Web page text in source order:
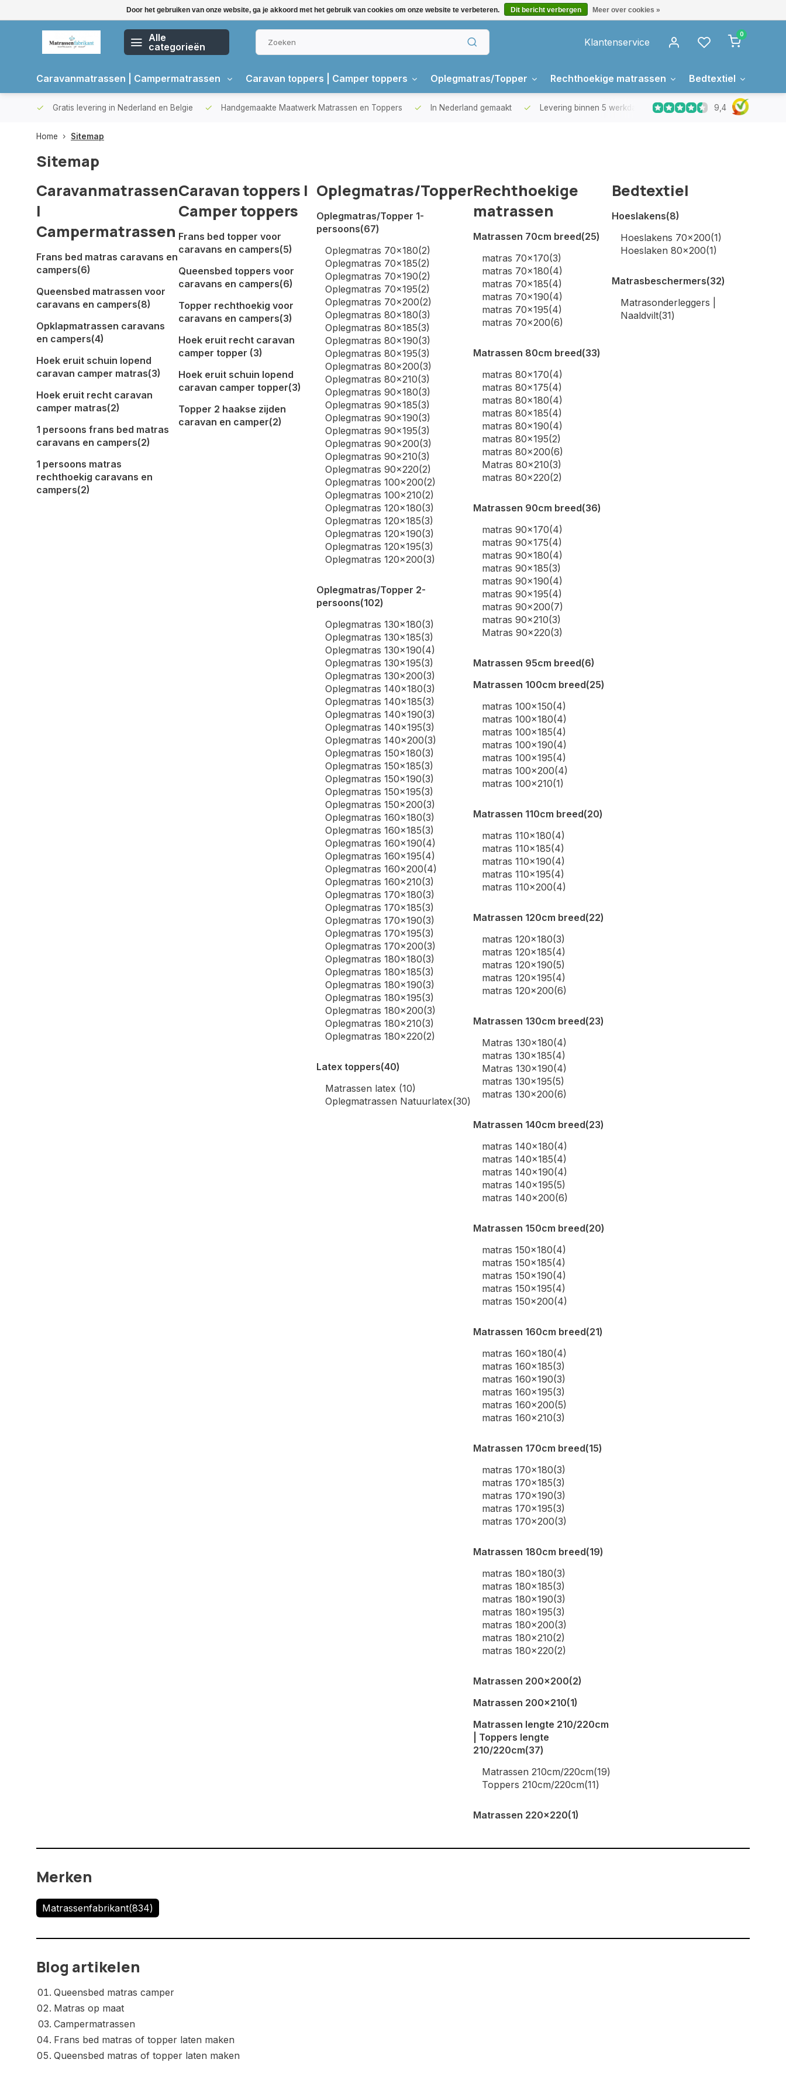
Alle
categorieën
Klantenservice
0
Caravanmatrassen | Campermatrassen Caravan toppers | Camper toppers Oplegmatras/Topper Rechthoekige matrassen Bedtextiel
Gratis levering in Nederland en Belgie Handgemaakte Maatwerk Matrassen en Toppers In Nederland gemaakt Levering binnen 5 werkdagen Gratis levering in Nederland
9,4
Home Sitemap
Sitemap
Caravanmatrassen
|
Campermatrassen
Frans bed matras caravans en
campers(6)
Queensbed matrassen voor
caravans en campers(8)
Opklapmatrassen caravans
en campers(4)
Hoek eruit schuin lopend
caravan camper matras(3)
Hoek eruit recht caravan
camper matras(2)
1 persoons frans bed matras
caravans en campers(2)
1 persoons matras
rechthoekig caravans en
campers(2)
Caravan toppers |
Camper toppers
Frans bed topper voor
caravans en campers(5)
Queensbed toppers voor
caravans en campers(6)
Topper rechthoekig voor
caravans en campers(3)
Hoek eruit recht caravan
camper topper (3)
Hoek eruit schuin lopend
caravan camper topper(3)
Topper 2 haakse zijden
caravan en camper(2)
Oplegmatras/Topper
Oplegmatras/Topper 1-
persoons(67)
Oplegmatras 70x180(2)
Oplegmatras 70x185(2)
Oplegmatras 70x190(2)
Oplegmatras 70x195(2)
Oplegmatras 70x200(2)
Oplegmatras 80x180(3)
Oplegmatras 80x185(3)
Oplegmatras 80x190(3)
Oplegmatras 80x195(3)
Oplegmatras 80x200(3)
Oplegmatras 80x210(3)
Oplegmatras 90x180(3)
Oplegmatras 90x185(3)
Oplegmatras 90x190(3)
Oplegmatras 90x195(3)
Oplegmatras 90x200(3)
Oplegmatras 90x210(3)
Oplegmatras 90x220(2)
Oplegmatras 100x200(2)
Oplegmatras 100x210(2)
Oplegmatras 120x180(3)
Oplegmatras 120x185(3)
Oplegmatras 120x190(3)
Oplegmatras 120x195(3)
Oplegmatras 120x200(3)
Oplegmatras/Topper 2-
persoons(102)
Oplegmatras 130x180(3)
Oplegmatras 130x185(3)
Oplegmatras 130x190(4)
Oplegmatras 130x195(3)
Oplegmatras 130x200(3)
Oplegmatras 140x180(3)
Oplegmatras 140x185(3)
Oplegmatras 140x190(3)
Oplegmatras 140x195(3)
Oplegmatras 140x200(3)
Oplegmatras 150x180(3)
Oplegmatras 150x185(3)
Oplegmatras 150x190(3)
Oplegmatras 150x195(3)
Oplegmatras 150x200(3)
Oplegmatras 160x180(3)
Oplegmatras 160x185(3)
Oplegmatras 160x190(4)
Oplegmatras 160x195(4)
Oplegmatras 160x200(4)
Oplegmatras 160x210(3)
Oplegmatras 170x180(3)
Oplegmatras 170x185(3)
Oplegmatras 170x190(3)
Oplegmatras 170x195(3)
Oplegmatras 170x200(3)
Oplegmatras 180x180(3)
Oplegmatras 180x185(3)
Oplegmatras 180x190(3)
Oplegmatras 180x195(3)
Oplegmatras 180x200(3)
Oplegmatras 180x210(3)
Oplegmatras 180x220(2)
Latex toppers(40)
Matrassen latex (10)
Oplegmatrassen Natuurlatex(30)
Rechthoekige
matrassen
Matrassen 70cm breed(25)
matras 70x170(3)
matras 70x180(4)
matras 70x185(4)
matras 70x190(4)
matras 70x195(4)
matras 70x200(6)
Matrassen 80cm breed(33)
matras 80x170(4)
matras 80x175(4)
matras 80x180(4)
matras 80x185(4)
matras 80x190(4)
matras 80x195(2)
matras 80x200(6)
Matras 80x210(3)
matras 80x220(2)
Matrassen 90cm breed(36)
matras 90x170(4)
matras 90x175(4)
matras 90x180(4)
matras 90x185(3)
matras 90x190(4)
matras 90x195(4)
matras 90x200(7)
matras 90x210(3)
Matras 90x220(3)
Matrassen 95cm breed(6)
Matrassen 100cm breed(25)
matras 100x150(4)
matras 100x180(4)
matras 100x185(4)
matras 100x190(4)
matras 100x195(4)
matras 100x200(4)
matras 100x210(1)
Matrassen 110cm breed(20)
matras 110x180(4)
matras 110x185(4)
matras 110x190(4)
matras 110x195(4)
matras 110x200(4)
Matrassen 120cm breed(22)
matras 120x180(3)
matras 120x185(4)
matras 120x190(5)
matras 120x195(4)
matras 120x200(6)
Matrassen 130cm breed(23)
Matras 130x180(4)
matras 130x185(4)
Matras 130x190(4)
matras 130x195(5)
matras 130x200(6)
Matrassen 140cm breed(23)
matras 140x180(4)
matras 140x185(4)
matras 140x190(4)
matras 140x195(5)
matras 140x200(6)
Matrassen 150cm breed(20)
matras 150x180(4)
matras 150x185(4)
matras 150x190(4)
matras 150x195(4)
matras 150x200(4)
Matrassen 160cm breed(21)
matras 160x180(4)
matras 160x185(3)
matras 160x190(3)
matras 160x195(3)
matras 160x200(5)
matras 160x210(3)
Matrassen 170cm breed(15)
matras 170x180(3)
matras 170x185(3)
matras 170x190(3)
matras 170x195(3)
matras 170x200(3)
Matrassen 180cm breed(19)
matras 180x180(3)
matras 180x185(3)
matras 180x190(3)
matras 180x195(3)
matras 180x200(3)
matras 180x210(2)
matras 180x220(2)
Matrassen 200x200(2)
Matrassen 200x210(1)
Matrassen lengte 210/220cm
| Toppers lengte
210/220cm(37)
Matrassen 210cm/220cm(19)
Toppers 210cm/220cm(11)
Matrassen 220x220(1)
Bedtextiel
Hoeslakens(8)
Hoeslakens 70x200(1)
Hoeslaken 80x200(1)
Matrasbeschermers(32)
Matrasonderleggers |
Naaldvilt(31)
Merken
Matrassenfabrikant(834)
Blog artikelen
Queensbed matras camper
Matras op maat
Campermatrassen
Frans bed matras of topper laten maken
Queensbed matras of topper laten maken
Door het gebruiken van onze website, ga je akkoord met het gebruik van cookies om onze website te verbeteren. Dit bericht verbergen Meer over cookies »